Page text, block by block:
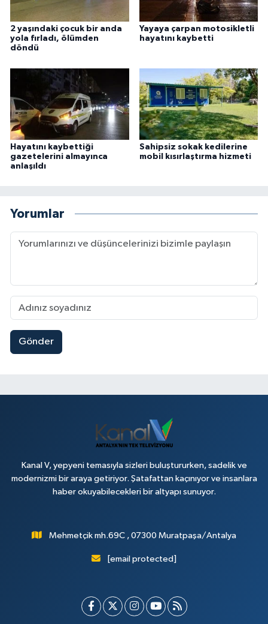
2 yaşındaki çocuk bir anda
yola fırladı, ölümden
döndü
Yayaya çarpan motosikletli
hayatını kaybetti
Hayatını kaybettiği
gazetelerini almayınca
anlaşıldı
Sahipsiz sokak kedilerine
mobil kısırlaştırma hizmeti
Yorumlar
Gönder
Kanal V, yepyeni temasıyla sizleri buluştururken, sadelik ve
modernizmi bir araya getiriyor. Şatafattan kaçınıyor ve insanlara
haber okuyabilecekleri bir altyapı sunuyor.
Mehmetçik mh.69C , 07300 Muratpaşa/Antalya
[email protected]